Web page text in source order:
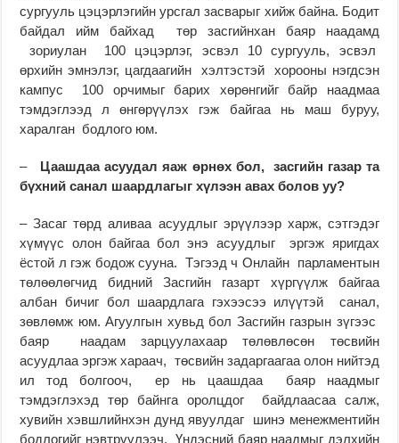
сургууль цэцэрлэгийн урсгал засварыг хийж байна. Бодит
байдал ийм байхад төр засгийнхан баяр наадамд
зориулан 100 цэцэрлэг, эсвэл 10 сургууль, эсвэл
өрхийн эмнэлэг, цагдаагийн хэлтэстэй хорооны нэгдсэн
кампус 100 орчимыг барих хөрөнгийг байр наадмаа
тэмдэглээд л өнгөрүүлэх гэж байгаа нь маш буруу,
харалган бодлого юм.
– Цаашдаа асуудал яаж өрнөх бол, засгийн газар та
бүхний санал шаардлагыг хүлээн авах болов уу?
– Засаг төрд аливаа асуудлыг эрүүлээр харж, сэтгэдэг
хүмүүс олон байгаа бол энэ асуудлыг эргэж яригдах
ёстой л гэж бодож сууна. Тэгээд ч Онлайн парламентын
төлөөлөгчид бидний Засгийн газарт хүргүүлж байгаа
албан бичиг бол шаардлага гэхээсээ илүүтэй санал,
зөвлөмж юм. Агуулгын хувьд бол Засгийн газрын зүгээс
баяр наадам зарцуулахаар төлөвлөсөн төсвийн
асуудлаа эргэж хараач, төсвийн задаргаагаа олон нийтэд
ил тод болгооч, ер нь цаашдаа баяр наадмыг
тэмдэглэхэд төр байнга оролцдог байдлаасаа салж,
хувийн хэвшлийнхэн дунд явуулдаг шинэ менежментийн
бодлогийг нэвтрүүлээч, Үндэсний баяр наадмыг дэлхийн